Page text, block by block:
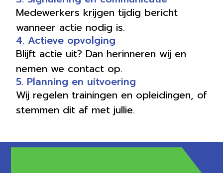
Medewerkers krijgen tijdig bericht
wanneer actie nodig is.
4. Actieve opvolging
Blijft actie uit? Dan herinneren wij en
nemen we contact op.
5. Planning en uitvoering
Wij regelen trainingen en opleidingen, of
stemmen dit af met jullie.